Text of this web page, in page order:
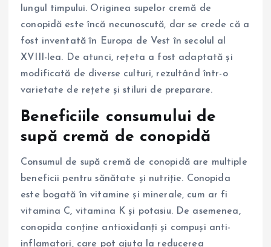
lungul timpului. Originea supelor cremă de
conopidă este încă necunoscută, dar se crede că a
fost inventată în Europa de Vest în secolul al
XVIII-lea. De atunci, rețeta a fost adaptată și
modificată de diverse culturi, rezultând într-o
varietate de rețete și stiluri de preparare.
Beneficiile consumului de
supă cremă de conopidă
Consumul de supă cremă de conopidă are multiple
beneficii pentru sănătate și nutriție. Conopida
este bogată în vitamine și minerale, cum ar fi
vitamina C, vitamina K și potasiu. De asemenea,
conopida conține antioxidanți și compuși anti-
inflamatori, care pot ajuta la reducerea